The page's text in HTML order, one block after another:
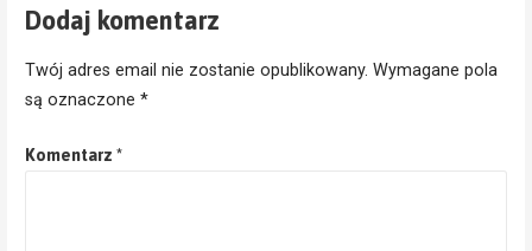
Dodaj komentarz
Twój adres email nie zostanie opublikowany. Wymagane pola
są oznaczone *
Komentarz *